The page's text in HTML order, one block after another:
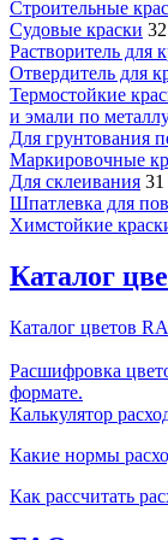
Строительные
Судовые краски 32
Растворитель для
Отвердитель для
Термостойкие
и эмали по
Для грунтования
Маркировочные
Для склеивания 31
Шпатлевка для
Химстойкие
Каталог
Каталог цветов
Расшифровка
формате.
Калькулятор
Какие нормы
Как рассчитать